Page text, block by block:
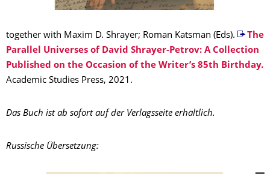
together with Maxim D. Shrayer; Roman Katsman (Eds).
The
Parallel Universes of David Shrayer-Petrov: A Collection
Published on the Occasion of the Writer’s 85th Birthday.
Academic Studies Press, 2021.
Das Buch ist ab sofort auf der Verlagsseite erhältlich.
Russische Übersetzung: